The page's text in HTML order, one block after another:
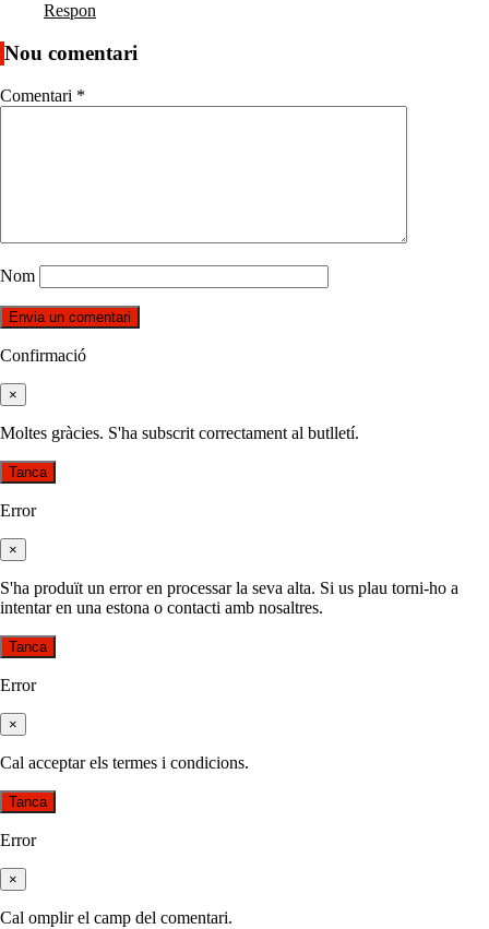
Respon
Nou comentari
Comentari *
Nom
Confirmació
×
Moltes gràcies. S'ha subscrit correctament al butlletí.
Tanca
Error
×
S'ha produït un error en processar la seva alta. Si us plau torni-ho a
intentar en una estona o contacti amb nosaltres.
Tanca
Error
×
Cal acceptar els termes i condicions.
Tanca
Error
×
Cal omplir el camp del comentari.